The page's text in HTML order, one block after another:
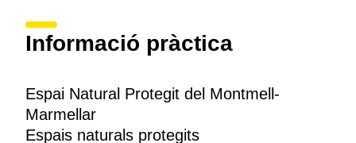
Informació pràctica
Espai Natural Protegit del Montmell-
Marmellar
Espais naturals protegits